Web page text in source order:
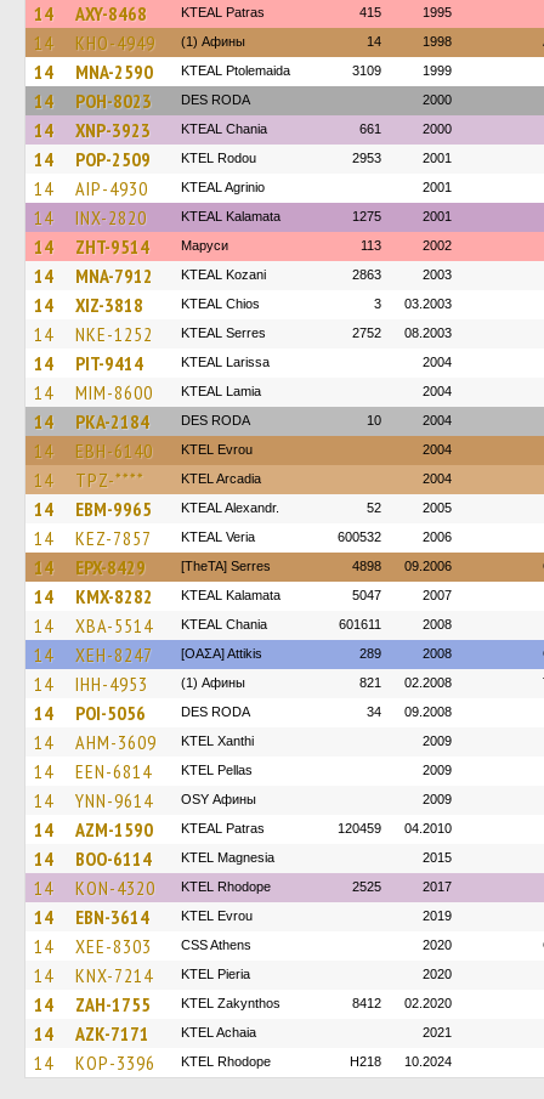
14 AXY-8468 KTEAL Patras 415 1995
14 KHO-4949 (1) Афины 14 1998
14 MNA-2590 KTEAL Ptolemaida 3109 1999
14 POH-8023 DES RODA 2000
14 XNP-3923 KTEAL Chania 661 2000
14 POP-2509 ΚΤΕL Rodou 2953 2001
14 AIP-4930 KTEAL Agrinio 2001
14 INX-2820 KTEAL Kalamata 1275 2001
14 ZHT-9514 Маруси 113 2002
14 MNA-7912 KTEAL Kozani 2863 2003
14 XIZ-3818 KTEAL Chios 3 03.2003
14 NKE-1252 KTEAL Serres 2752 08.2003
14 PIT-9414 KTEAL Larissa 2004
14 MIM-8600 KTEAL Lamia 2004
14 PKA-2184 DES RODA 10 2004
14 EBH-6140 KTEL Evrou 2004
14 TPZ-**** KTEL Arcadia 2004
14 EBM-9965 KTEAL Alexandr. 52 2005
14 KEZ-7857 KTEAL Veria 600532 2006
14 EPX-8429 [TheTA] Serres 4898 09.2006
14 KMX-8282 KTEAL Kalamata 5047 2007
14 XBA-5514 KTEAL Chania 601611 2008
14 XEH-8247 [ΟΑΣΑ] Αttikis 289 2008
14 IHH-4953 (1) Афины 821 02.2008
14 POI-5056 DES RODA 34 09.2008
14 AHM-3609 KTEL Xanthi 2009
14 EEN-6814 KTEL Pellas 2009
14 YNN-9614 OSY Афины 2009
14 AZM-1590 KTEAL Patras 120459 04.2010
14 BOO-6114 ΚΤΕL Magnesia 2015
14 KON-4320 KTEL Rhodope 2525 2017
14 EBN-3614 KTEL Evrou 2019
14 XEE-8303 CSS Athens 2020
14 KNX-7214 KTEL Pieria 2020
14 ZAH-1755 KTEL Zakynthos 8412 02.2020
14 AZK-7171 KTEL Achaia 2021
14 KOP-3396 KTEL Rhodope H218 10.2024